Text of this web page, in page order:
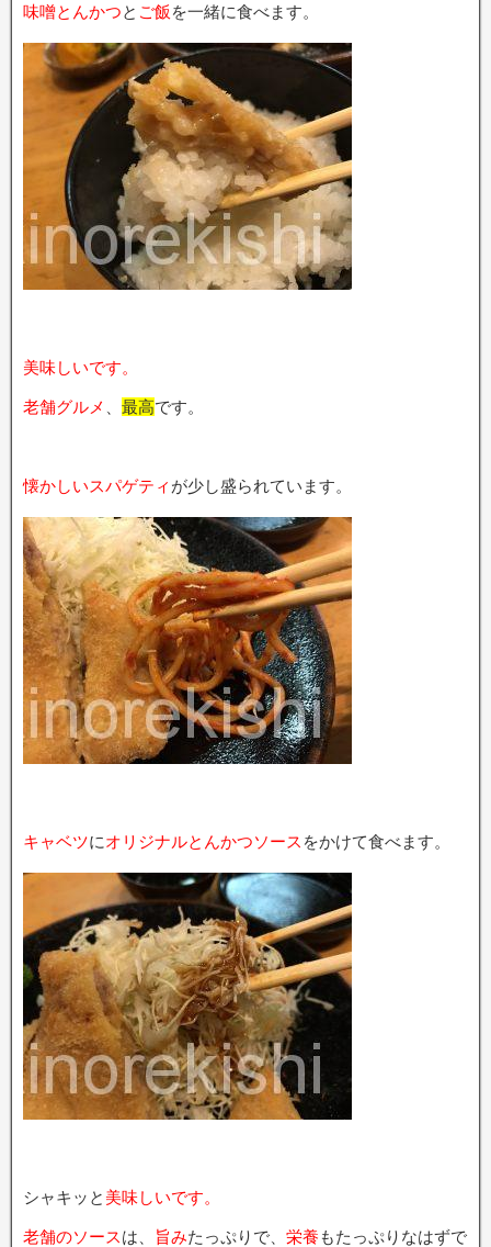
味噌とんかつと ご飯 を一緒に食べます。
美味しいです。
老舗グルメ 最高です。
懐かしいスパゲティ が少し盛られています。
キャベツにオリジナルとんかつソース をかけて食べます。
シャキッと 美味しいです。
老舗のソースは、 旨みたっぷりで、 栄養 もたっぷりなはずで